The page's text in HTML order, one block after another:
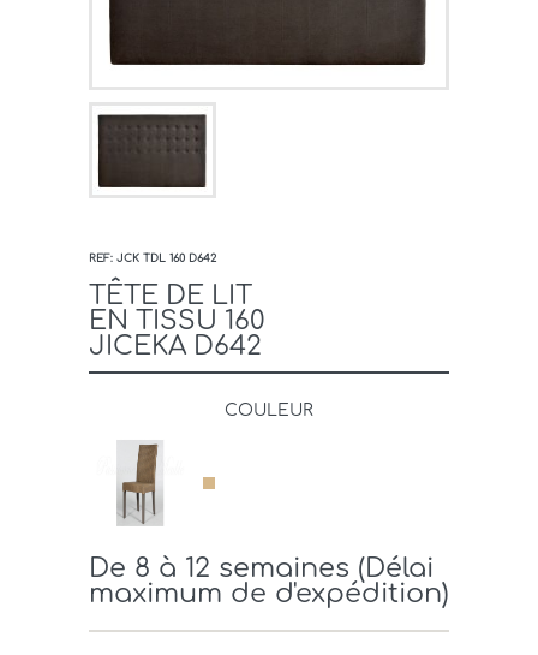
REF: JCK TDL 160 D642
TÊTE DE LIT
EN TISSU 160
JICEKA D642
COULEUR
De 8 à 12 semaines (Délai
maximum de d'expédition)